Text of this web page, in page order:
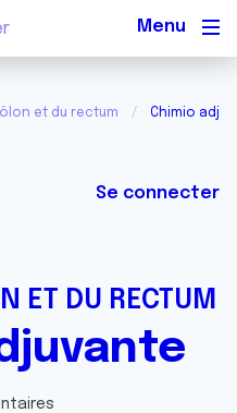
et du rectum Chimio
Se connecter
ET DU RECTUM